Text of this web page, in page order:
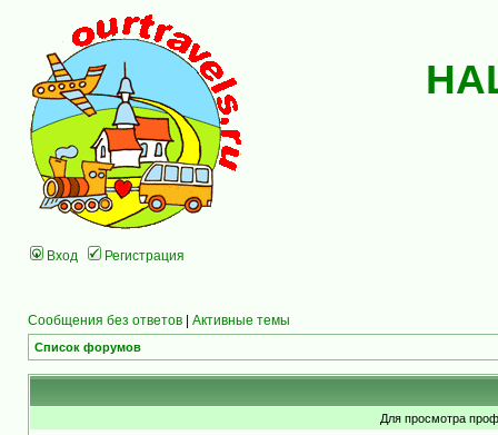
Вход Регистрация
Сообщения без ответов | Активные темы
Список форумов
Для просмотра